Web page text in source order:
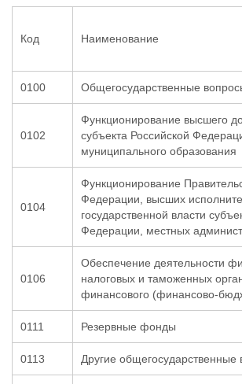
Код Наименование
0100 Общегосударственные
0102
Функционирование высшего
субъекта Российской
муниципального образования
0104
Функционирование
Федерации, высших
государственной власти
Федерации, местных
0106
Обеспечение деятельности
налоговых и таможенных
финансового (финансово-
0111 Резервные фонды
0113 Другие общегосударственные